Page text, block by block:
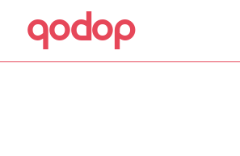
Aller au contenu principal
Aller au menu
qodop